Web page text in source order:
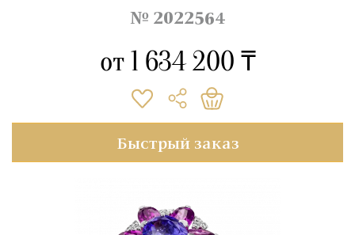
№ 2022564
от 1 634 200 ₸
Быстрый заказ